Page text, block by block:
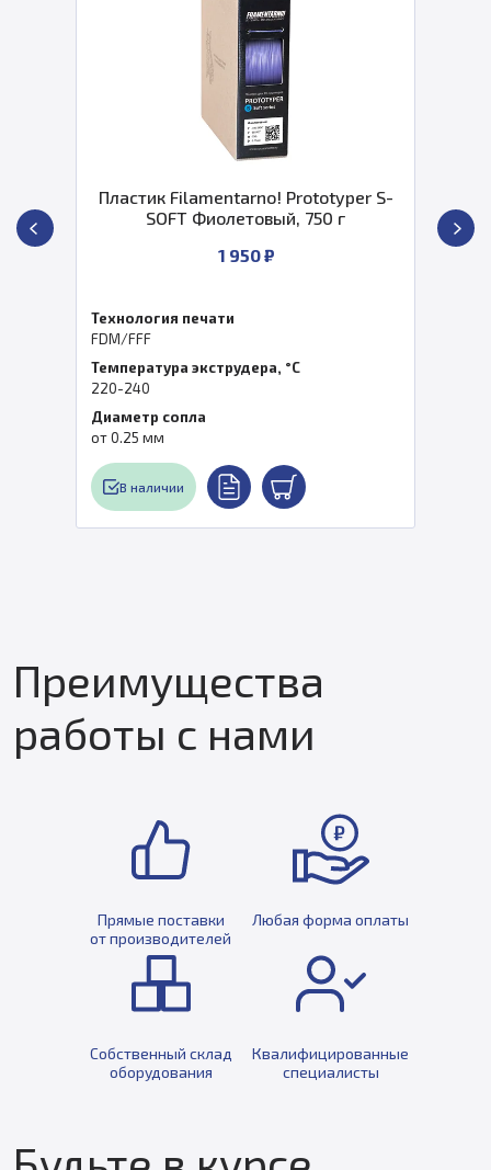
Пластик Filamentarno! Prototyper S-
SOFT Фиолетовый, 750 г
1 950 ₽
Технология печати
FDM/FFF
Температура экструдера, °C
220-240
Диаметр сопла
от 0.25 мм
В наличии
Преимущества
работы с нами
Прямые поставки
от производителей
Любая форма оплаты
Собственный склад
оборудования
Квалифицированные
специалисты